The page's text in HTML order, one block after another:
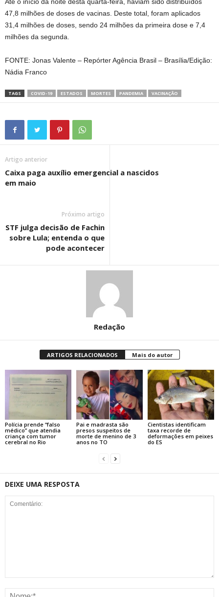
47,8 milhões de doses de vacinas. Deste total, foram aplicados
31,4 milhões de doses, sendo 24 milhões da primeira dose e 7,4
milhões da segunda.
FONTE: Jonas Valente – Repórter Agência Brasil – Brasília/Edição:
Nádia Franco
TAGS COVID-19 ESTADOS MORTES PANDEMIA VACINAÇÃO
Artigo anterior
Caixa paga auxílio emergencial a nascidos
em maio
Próximo artigo
STF julga decisão de Fachin
sobre Lula; entenda o que
pode acontecer
Redação
ARTIGOS RELACIONADOS Mais do autor
Polícia prende “falso
médico” que atendia
criança com tumor
cerebral no Rio
Pai e madrasta são
presos suspeitos de
morte de menino de 3
anos no TO
Cientistas identificam
taxa recorde de
deformações em peixes
do ES
DEIXE UMA RESPOSTA